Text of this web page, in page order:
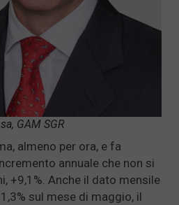
GAM SGR
almeno per ora, e fa
annuale che non si
+9,1%. Anche il dato mensile
sul mese di maggio, il